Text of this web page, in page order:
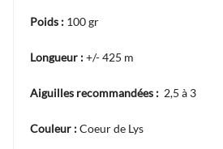
Poids : 100 gr
Longueur :+/- 425 m
Aiguilles recommandées : 2,5 à 3
Couleur :Coeur de Lys